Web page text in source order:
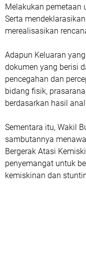
Melakukan pemetaan
Serta
merealisasikan
Adapun Keluaran
dokumen yang berisi
pencegahan dan
bidang fisik,
berdasarkan hasil
Sementara itu, Wakil
sambutannya
Bergerak Atasi
penyemangat untuk
kemiskinan dan